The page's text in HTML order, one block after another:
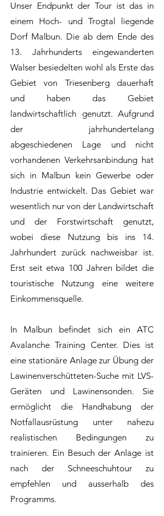
Unser Endpunkt der Tour ist das in
einem Hoch- und Trogtal liegende
Dorf Malbun. Die ab dem Ende des
13. Jahrhunderts eingewanderten
Walser besiedelten wohl als Erste das
Gebiet von Triesenberg dauerhaft
und haben das Gebiet
landwirtschaftlich genutzt. Aufgrund
der jahrhundertelang
abgeschiedenen Lage und nicht
vorhandenen Verkehrsanbindung hat
sich in Malbun kein Gewerbe oder
Industrie entwickelt. Das Gebiet war
wesentlich nur von der Landwirtschaft
und der Forstwirtschaft genutzt,
wobei diese Nutzung bis ins 14.
Jahrhundert zurück nachweisbar ist.
Erst seit etwa 100 Jahren bildet die
touristische Nutzung eine weitere
Einkommensquelle.
In Malbun befindet sich ein ATC
Avalanche Training Center. Dies ist
eine stationäre Anlage zur Übung der
Lawinenverschütteten-Suche mit LVS-
Geräten und Lawinensonden. Sie
ermöglicht die Handhabung der
Notfallausrüstung unter nahezu
realistischen Bedingungen zu
trainieren. Ein Besuch der Anlage ist
nach der Schneeschuhtour zu
empfehlen und ausserhalb des
Programms.